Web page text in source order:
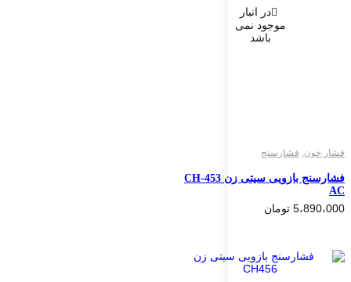
در انبار
موجود نمی
باشد
فشار خون, فشارسنج
فشارسنج بازویی سیتی زن CH-453
AC
5،890،000 تومان